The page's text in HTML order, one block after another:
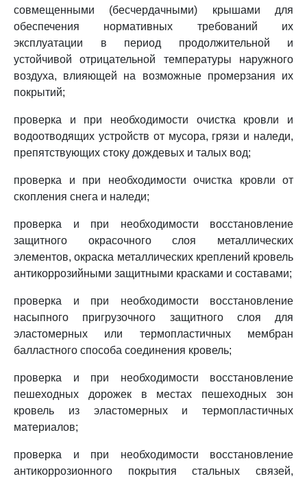
совмещенными (бесчердачными) крышами для
обеспечения нормативных требований их
эксплуатации в период продолжительной и
устойчивой отрицательной температуры наружного
воздуха, влияющей на возможные промерзания их
покрытий;
проверка и при необходимости очистка кровли и
водоотводящих устройств от мусора, грязи и наледи,
препятствующих стоку дождевых и талых вод;
проверка и при необходимости очистка кровли от
скопления снега и наледи;
проверка и при необходимости восстановление
защитного окрасочного слоя металлических
элементов, окраска металлических креплений кровель
антикоррозийными защитными красками и составами;
проверка и при необходимости восстановление
насыпного пригрузочного защитного слоя для
эластомерных или термопластичных мембран
балластного способа соединения кровель;
проверка и при необходимости восстановление
пешеходных дорожек в местах пешеходных зон
кровель из эластомерных и термопластичных
материалов;
проверка и при необходимости восстановление
антикоррозионного покрытия стальных связей,